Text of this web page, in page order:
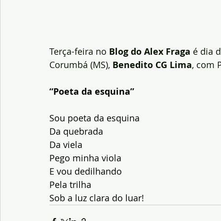
Terça-feira no Blog do Alex Fraga é dia
Corumbá (MS), Benedito CG Lima, com
“Poeta da esquina”
Sou poeta da esquina
Da quebrada
Da viela
Pego minha viola
E vou dedilhando
Pela trilha
Sob a luz clara do luar!